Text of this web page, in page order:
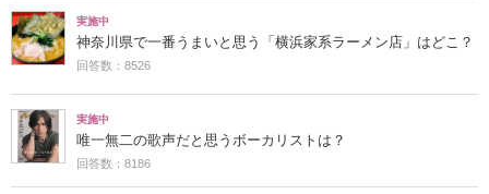
実施中
神奈川県で一番うまいと思う「横浜家系ラーメン店」はどこ？
回答数：8526
実施中
唯一無二の歌声だと思うボーカリストは？
回答数：8186